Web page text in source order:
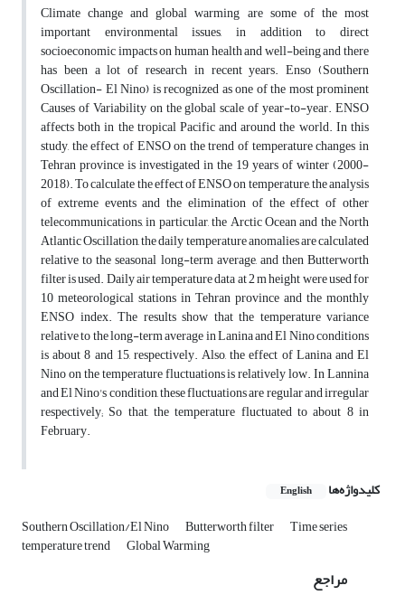
Climate change and global warming are some of the most
important environmental issues, in addition to direct
socioeconomic impacts on human health and well-being and there
has been a lot of research in recent years. Enso (Southern
Oscillation- El Nino) is recognized as one of the most prominent
Causes of Variability on the global scale of year-to-year. ENSO
affects both in the tropical Pacific and around the world. In this
study, the effect of ENSO on the trend of temperature changes in
Tehran province is investigated in the 19 years of winter (2000-
2018). To calculate the effect of ENSO on temperature, the analysis
of extreme events and the elimination of the effect of other
telecommunications, in particular, the Arctic Ocean and the North
Atlantic Oscillation, the daily temperature anomalies are calculated
relative to the seasonal long-term average, and then Butterworth
filter is used. Daily air temperature data at 2 m height were used for
10 meteorological stations in Tehran province and the monthly
ENSO index. The results show that the temperature variance
relative to the long-term average in Lanina and El Nino conditions
is about 8 and 15, respectively. Also, the effect of Lanina and El
Nino on the temperature fluctuations is relatively low. In Lannina
and El Nino's condition, these fluctuations are regular and irregular
respectively; So that, the temperature fluctuated to about 8 in
February.
کلیدواژه‌ها English
Southern Oscillation/El Nino Butterworth filter Time series
temperature trend Global Warming
مراجع